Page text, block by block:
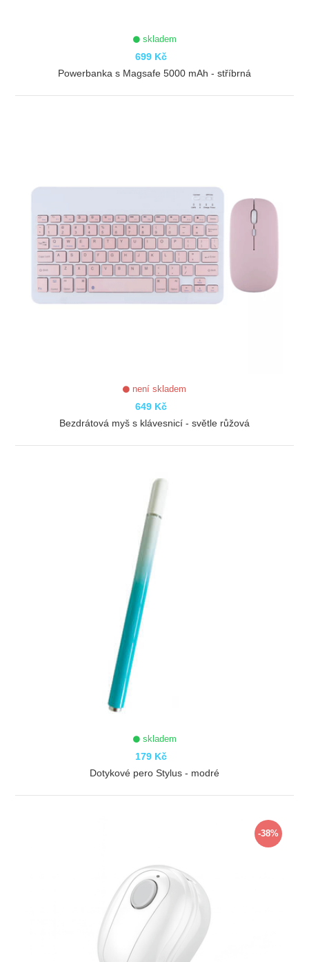
skladem
699 Kč
Powerbanka s Magsafe 5000 mAh - stříbrná
není skladem
649 Kč
Bezdrátová myš s klávesnicí - světle růžová
skladem
179 Kč
Dotykové pero Stylus - modré
-38%